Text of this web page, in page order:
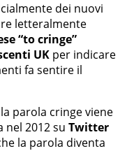
dei nuovi
letteralmente
“to cringe”
UK per indicare
fa sentire il
parola cringe viene
nel 2012 su Twitter
la parola diventa